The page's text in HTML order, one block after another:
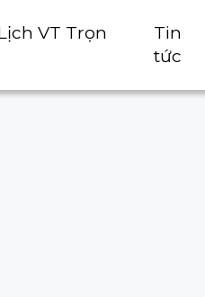
VT Trọn
Tin
tức